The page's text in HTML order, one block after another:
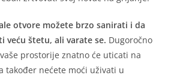
otvore možete brzo sanirati i da
veću štetu, ali varate se. Dugoročno
prostorije znatno će uticati na
također nećete moći uživati u